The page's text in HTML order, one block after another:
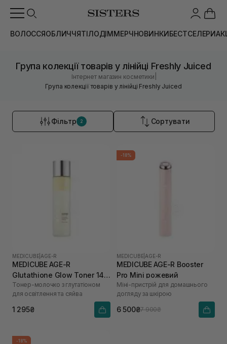
ВОЛОССЯОБЛИЧЧЯТІЛОДІММЕРЧНОВИНКИБЕСТСЕЛЕРИ
Група колекції товарів у лінійці Freshly Juiced
Інтернет магазин косметики
Група колекції товарів у лінійці Freshly Juiced
Фільтр 2 Сортувати
MEDICUBE AGE-R
MEDICUBE AGE-R
Glutathione Glow Toner 140
мл
Тонер-молочко з глутатіоном
для освітлення та сяйва
1 295₴
-18%
MEDICUBE AGE-R
MEDICUBE AGE-R Booster
Pro Mini рожевий
Міні-пристрій для домашнього
догляду за шкірою
6 500₴7 900₴
-18%